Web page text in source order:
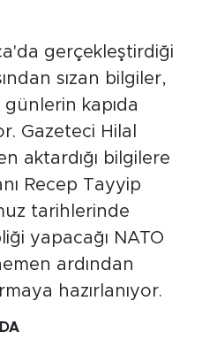
gerçekleştirdiği
sızan bilgiler,
kapıda
Gazeteci Hilal
aktardığı bilgilere
Recep Tayyip
tarihlerinde
yapacağı NATO
ardından
hazırlanıyor.